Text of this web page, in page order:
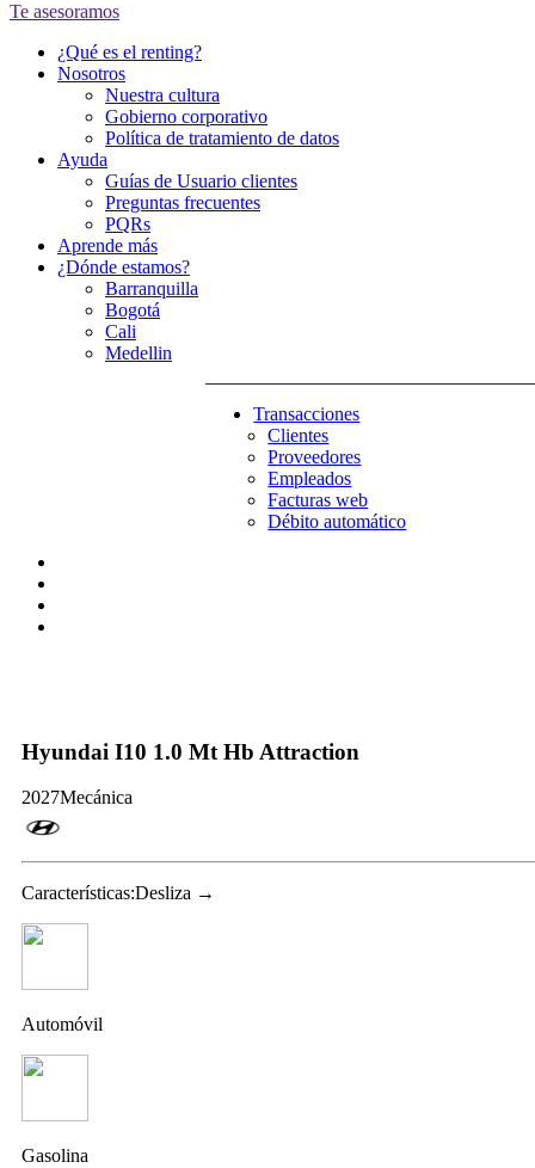
Te asesoramos
¿Qué es el renting?
Nosotros
Nuestra cultura
Gobierno corporativo
Política de tratamiento de datos
Ayuda
Guías de Usuario clientes
Preguntas frecuentes
PQRs
Aprende más
¿Dónde estamos?
Barranquilla
Bogotá
Cali
Medellin
Transacciones
Clientes
Proveedores
Empleados
Facturas web
Débito automático
Hyundai I10 1.0 Mt Hb Attraction
2027Mecánica
Características:Desliza →
Automóvil
Gasolina